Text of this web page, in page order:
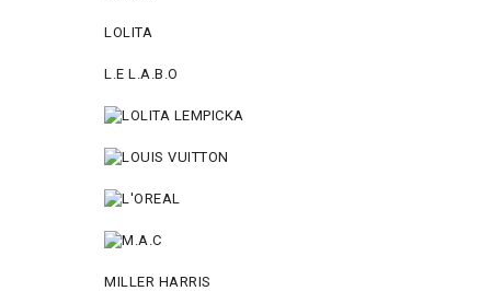
LOLITA
L.E L.A.B.O
MILLER HARRIS